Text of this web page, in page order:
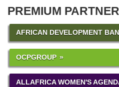
PREMIUM
AFRICAN DEVELOPMENT
OCPGROUP
ALLAFRICA WOMEN'S